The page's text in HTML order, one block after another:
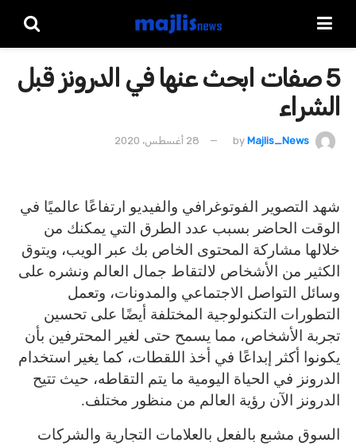
5 صفات ابحث عنها في الدرونز قبل
الشراء
by Majlis_News 28 أغسطس، 2020
شهد التصوير الفوتوغرافي والفيديو ارتفاعًا عالميًا في
الوقت الحاضر بسبب عدد الطرق التي يمكنك من
خلالها مشاركة المحتوى الخاص بك عبر الويب، ويتوق
الكثير من الأشخاص لالتقاط جمال العالم ونشره على
وسائل التواصل الاجتماعي والمدونات، وتعمل
التطورات التكنولوجية المختلفة أيضًا على تحسين
تجربة الأشخاص، مما يسمح حتى لغير المحترفين بأن
يكونوا أكثر إبداعًا في أخذ اللقطات، كما يغير استخدام
الدرونز في الحياة اليومية ما يتم التقاطه، حيث تتيح
الدرونز الآن رؤية العالم من منظور مختلف.
السوق مشبع بالفعل بالعلامات التجارية والشركات